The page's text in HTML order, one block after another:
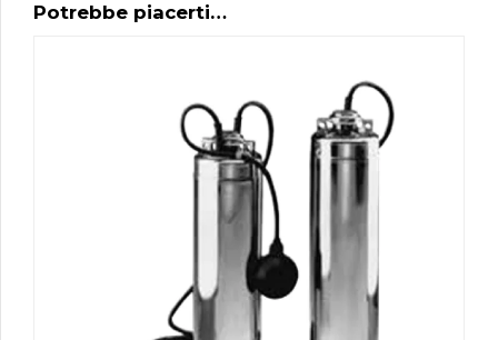
Potrebbe piacerti…